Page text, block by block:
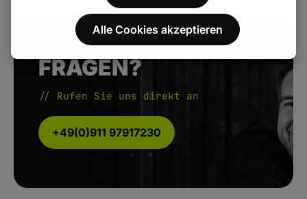
FRAGEN?
// Rufen Sie uns direkt an
+49(0)911 97917230
Alle Cookies akzeptieren